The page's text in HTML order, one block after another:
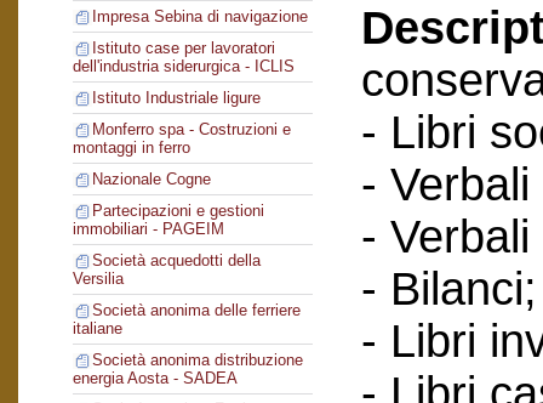
Impresa Sebina di navigazione
Istituto case per lavoratori
dell'industria siderurgica - ICLIS
Istituto Industriale ligure
Monferro spa - Costruzioni e
montaggi in ferro
Nazionale Cogne
Partecipazioni e gestioni
immobiliari - PAGEIM
Società acquedotti della
Versilia
Società anonima delle ferriere
italiane
Società anonima distribuzione
energia Aosta - SADEA
- Libri
-
-
- Bilanci;
- Libri